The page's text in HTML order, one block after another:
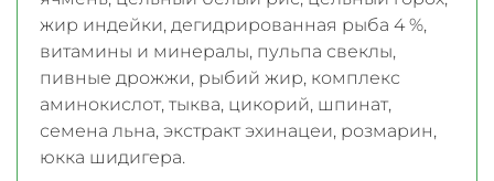
жир индейки, дегидрированная рыба 4 %,
витамины и минералы, пульпа свеклы,
пивные дрожжи, рыбий жир, комплекс
аминокислот, тыква, цикорий, шпинат,
семена льна, экстракт эхинацеи, розмарин,
юкка шидигера.